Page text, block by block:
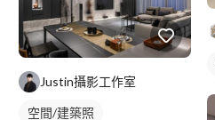
Justin攝影工作室
空間/建築照